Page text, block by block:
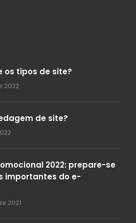
os tipos de site?
2022
de site?
2022: prepare-se
importantes do e-
2021